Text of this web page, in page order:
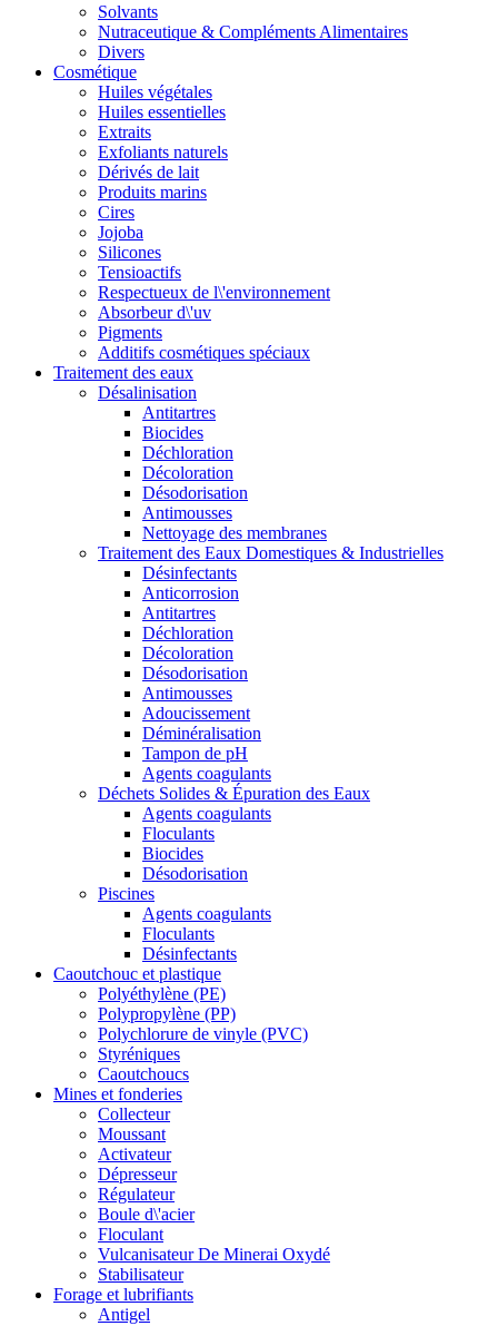
Solvants
Nutraceutique & Compléments Alimentaires
Divers
Cosmétique
Huiles végétales
Huiles essentielles
Extraits
Exfoliants naturels
Dérivés de lait
Produits marins
Cires
Jojoba
Silicones
Tensioactifs
Respectueux de l\'environnement
Absorbeur d\'uv
Pigments
Additifs cosmétiques spéciaux
Traitement des eaux
Désalinisation
Antitartres
Biocides
Déchloration
Décoloration
Désodorisation
Antimousses
Nettoyage des membranes
Traitement des Eaux Domestiques & Industrielles
Désinfectants
Anticorrosion
Antitartres
Déchloration
Décoloration
Désodorisation
Antimousses
Adoucissement
Déminéralisation
Tampon de pH
Agents coagulants
Déchets Solides & Épuration des Eaux
Agents coagulants
Floculants
Biocides
Désodorisation
Piscines
Agents coagulants
Floculants
Désinfectants
Caoutchouc et plastique
Polyéthylène (PE)
Polypropylène (PP)
Polychlorure de vinyle (PVC)
Styréniques
Caoutchoucs
Mines et fonderies
Collecteur
Moussant
Activateur
Dépresseur
Régulateur
Boule d\'acier
Floculant
Vulcanisateur De Minerai Oxydé
Stabilisateur
Forage et lubrifiants
Antigel